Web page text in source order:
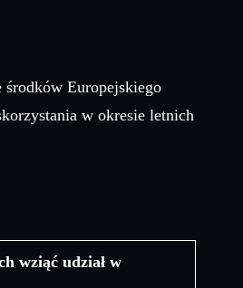
środków Europejskiego
w okresie letnich
wziąć udział w